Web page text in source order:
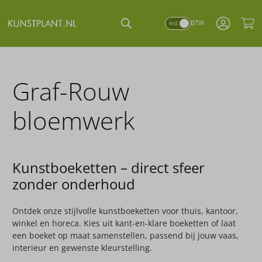
incl. BTW
Graf-Rouw
bloemwerk
Kunstboeketten – direct sfeer
zonder onderhoud
Ontdek onze stijlvolle kunstboeketten voor thuis, kantoor,
winkel en horeca. Kies uit kant-en-klare boeketten of laat
een boeket op maat samenstellen, passend bij jouw vaas,
interieur en gewenste kleurstelling.